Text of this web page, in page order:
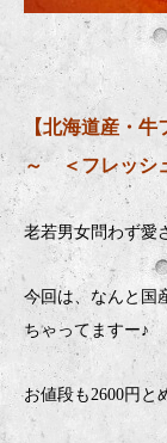
【北海道産・
～ ＜フレッシ
老若男女問わず愛
今回は、なんと国
ちゃってますー♪
お値段も2600円と